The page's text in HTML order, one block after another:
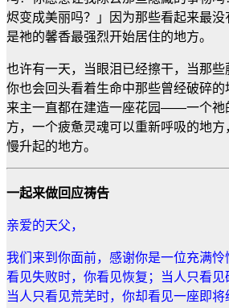
烬变成美丽吗？」因为那些看起来最
是祂的馨香最强烈开始居住的地方。
也许有一天，当眼泪已经擦干，当那些
你也会回头看着生命中那些曾经破碎
来主一直都在建造一座花园——一个祂
方，一个疲惫灵魂可以重新呼吸的地
慢升起的地方。
一起来做回应祷告
亲爱的天父，
我们来到你面前，感谢你是一位充满
看见失败时，你看见恢复；当人只看见
当人只看见荒芜时，你却看见一座即将